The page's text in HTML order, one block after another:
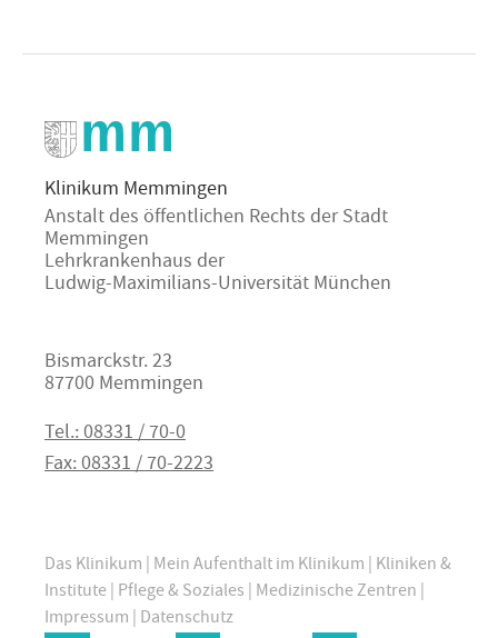
Klinikum Memmingen
Anstalt des öffentlichen Rechts der Stadt
Memmingen
Lehrkrankenhaus der
Ludwig-Maximilians-Universität München
Bismarckstr. 23
87700 Memmingen
Tel.: 08331 / 70-0
Fax: 08331 / 70-2223
Das Klinikum Mein Aufenthalt im Klinikum Kliniken &
Institute Pflege & Soziales Medizinische Zentren
Impressum Datenschutz